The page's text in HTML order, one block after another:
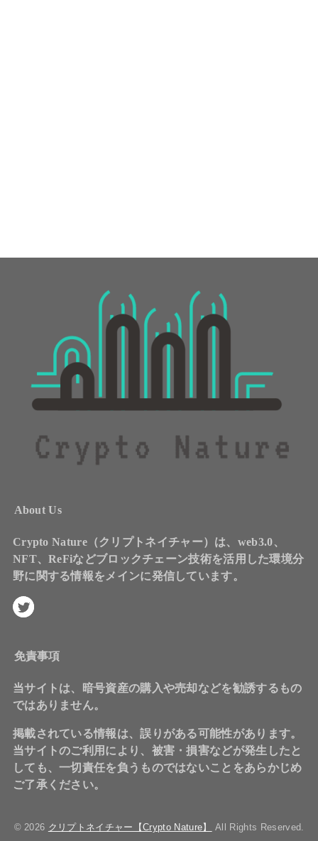
About Us
Crypto Nature（クリプトネイチャー）は、web3.0、
NFT、ReFiなどブロックチェーン技術を活用した環境分
野に関する情報をメインに発信しています。
免責事項
当サイトは、暗号資産の購入や売却などを勧誘するもの
ではありません。
掲載されている情報は、誤りがある可能性があります。
当サイトのご利用により、被害・損害などが発生したと
しても、一切責任を負うものではないことをあらかじめ
ご了承ください。
© 2026 クリプトネイチャー【Crypto Nature】 All Rights Reserved.